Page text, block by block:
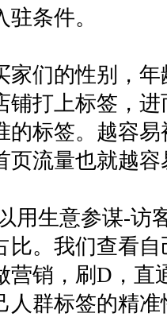
驻条件。
家们的性别，
铺打上标签，
的标签。越容
页流量也就越
用生意参谋-访
比。我们查看
营销，刷D，直
人群标签的精